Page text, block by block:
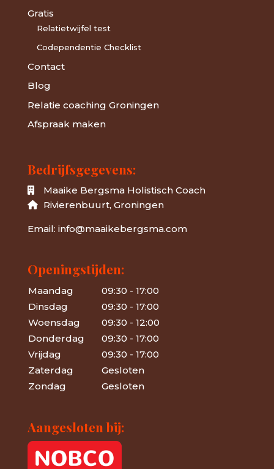
Gratis
Relatietwijfel test
Codependentie Checklist
Contact
Blog
Relatie coaching Groningen
Afspraak maken
Bedrijfsgegevens:
Maaike Bergsma Holistisch Coach
Rivierenbuurt, Groningen
Email: info@maaikebergsma.com
Openingstijden:
Maandag
09:30 - 17:00
Dinsdag
09:30 - 17:00
Woensdag
09:30 - 12:00
Donderdag
09:30 - 17:00
Vrijdag
09:30 - 17:00
Zaterdag
Gesloten
Zondag
Gesloten
Aangesloten bij: